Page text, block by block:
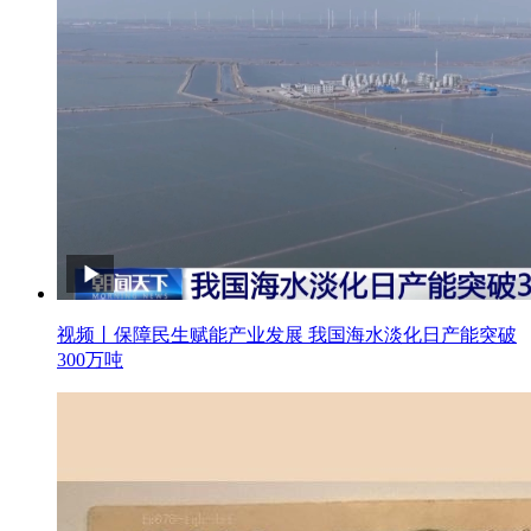
视频丨保障民生赋能产业发展 我国海水淡化日产能突破
300万吨